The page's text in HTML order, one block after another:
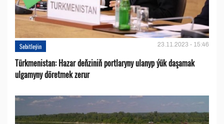
Sebitleýin 23.11.2023 - 15:46
Türkmenistan: Hazar deňziniň portlaryny ulanyp ýük daşamak
ulgamyny döretmek zerur